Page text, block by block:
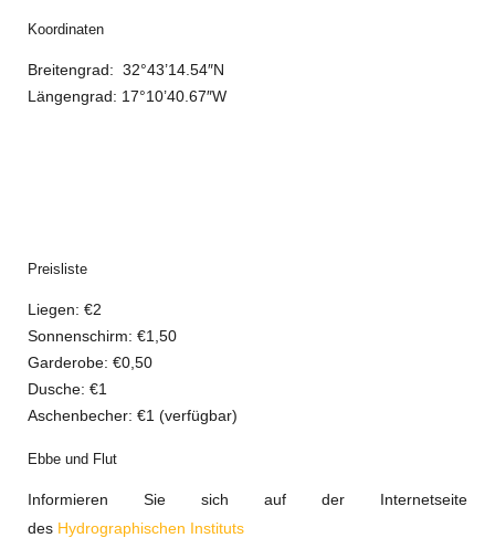
Koordinaten
Breitengrad: 32°43’14.54″N
Längengrad: 17°10’40.67″W
Preisliste
Liegen: €2
Sonnenschirm: €1,50
Garderobe: €0,50
Dusche: €1
Aschenbecher: €1 (verfügbar)
Ebbe und Flut
Informieren Sie sich auf der Internetseite
des Hydrographischen Instituts